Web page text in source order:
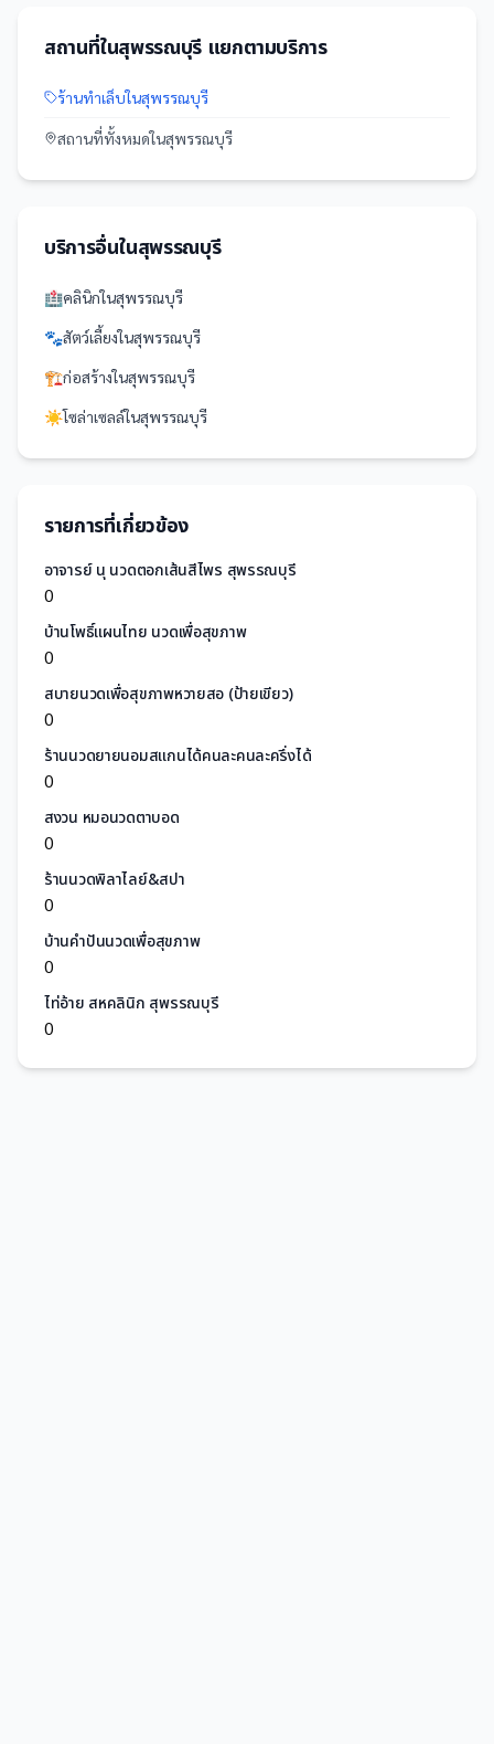
สถานที่ในสุพรรณบุรีแยกตามบริการ
ร้านทำเล็บในสุพรรณบุรี
สถานที่ทั้งหมดในสุพรรณบุรี
บริการอื่นในสุพรรณบุรี
🏥คลินิกในสุพรรณบุรี
🐾สัตว์เลี้ยงในสุพรรณบุรี
🏗️ก่อสร้างในสุพรรณบุรี
☀️โซล่าเซลล์ในสุพรรณบุรี
รายการที่เกี่ยวข้อง
อาจารย์ นุ นวดตอกเส้นสีไพร สุพรรณบุรี
0
บ้านโพธิ์แผนไทย นวดเพื่อสุขภาพ
0
สบายนวดเพื่อสุขภาพหวายสอ (ป้ายเขียว)
0
ร้านนวดยายนอมสแกนได้คนละคนละครึ่งได้
0
สงวน หมอนวดตาบอด
0
ร้านนวดพิลาไลย์&สปา
0
บ้านคำปันนวดเพื่อสุขภาพ
0
ไท่อ้าย สหคลินิก สุพรรณบุรี
0